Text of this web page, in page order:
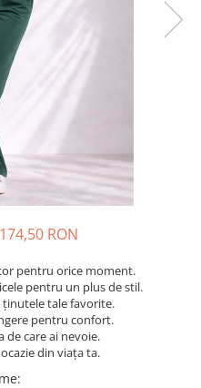
174,50 RON
pentru orice moment.
pentru un plus de stil.
ținutele tale favorite.
pentru confort.
de care ai nevoie.
din viața ta.
: